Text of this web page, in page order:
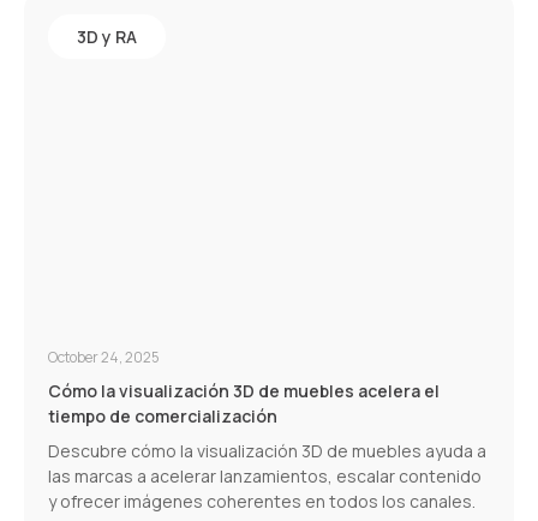
3D y RA
October 24, 2025
Cómo la visualización 3D de muebles acelera el
tiempo de comercialización
Descubre cómo la visualización 3D de muebles ayuda a
las marcas a acelerar lanzamientos, escalar contenido
y ofrecer imágenes coherentes en todos los canales.